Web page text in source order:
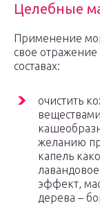
Целебные
Применение
свое
составах:
очистить
желанию
капель
эффект,
дерева –